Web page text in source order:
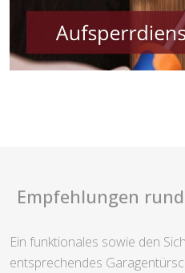
Empfehlungen
Ein funktionales sowie den
entsprechendes